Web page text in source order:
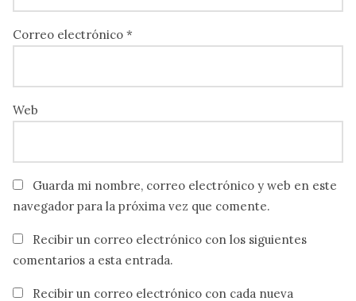
Correo electrónico *
Web
Guarda mi nombre, correo electrónico y web en este
navegador para la próxima vez que comente.
Recibir un correo electrónico con los siguientes
comentarios a esta entrada.
Recibir un correo electrónico con cada nueva